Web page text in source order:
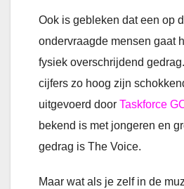
Ook is gebleken dat een op
ondervraagde mensen gaat
fysiek overschrijdend
cijfers zo hoog zijn
uitgevoerd door Taskforce
bekend is met jongeren en
gedrag is The Voice.
Maar wat als je zelf in de